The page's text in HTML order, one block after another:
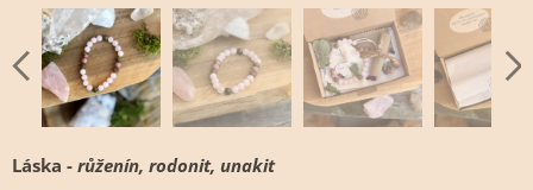
Láska - růženín, rodonit, unakit